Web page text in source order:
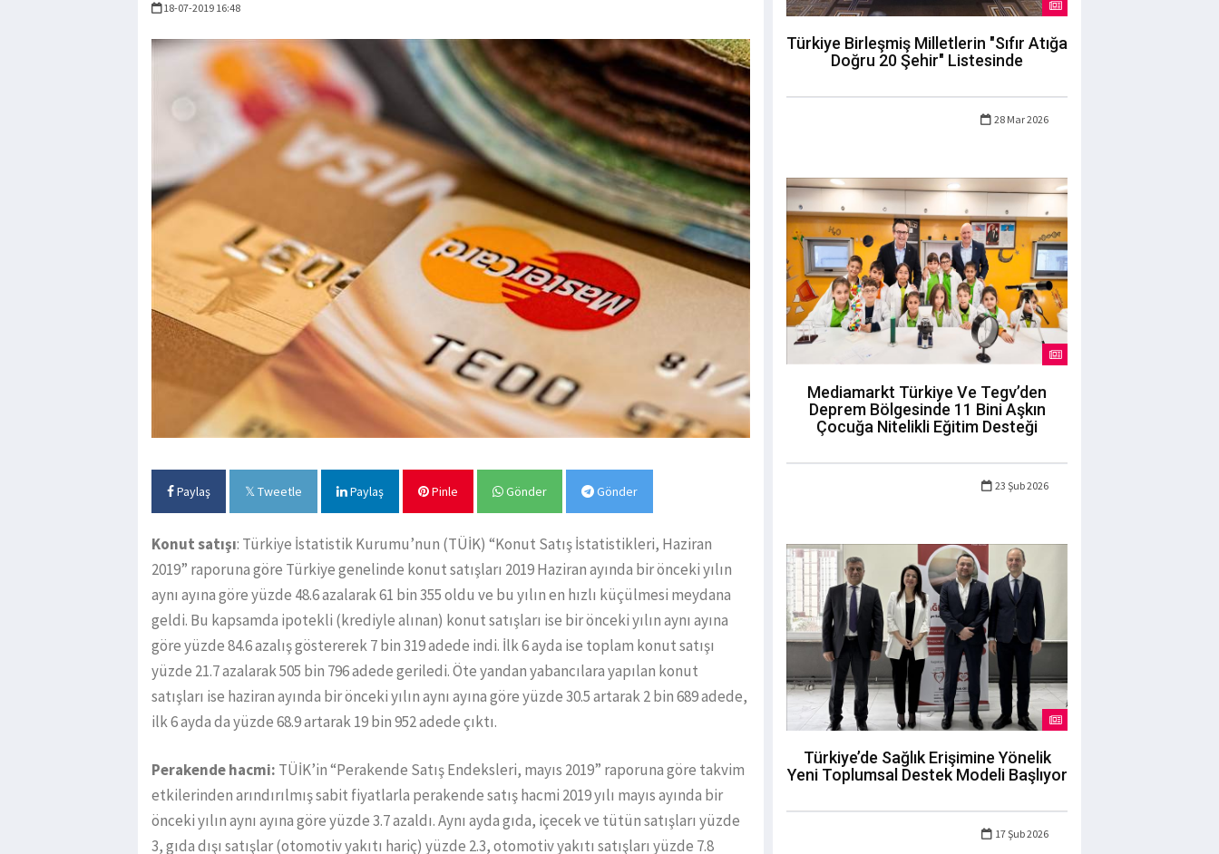
18-07-2019 16:48
Paylaş Tweetle Paylaş Pinle Gönder Gönder
Konut satışı: Türkiye İstatistik Kurumu’nun (TÜİK) “Konut Satış İstatistikleri, Haziran
2019” raporuna göre Türkiye genelinde konut satışları 2019 Haziran ayında bir önceki yılın
aynı ayına göre yüzde 48.6 azalarak 61 bin 355 oldu ve bu yılın en hızlı küçülmesi meydana
geldi. Bu kapsamda ipotekli (krediyle alınan) konut satışları ise bir önceki yılın aynı ayına
göre yüzde 84.6 azalış göstererek 7 bin 319 adede indi. İlk 6 ayda ise toplam konut satışı
yüzde 21.7 azalarak 505 bin 796 adede geriledi. Öte yandan yabancılara yapılan konut
satışları ise haziran ayında bir önceki yılın aynı ayına göre yüzde 30.5 artarak 2 bin 689 adede,
ilk 6 ayda da yüzde 68.9 artarak 19 bin 952 adede çıktı.
Perakende hacmi: TÜİK’in “Perakende Satış Endeksleri, mayıs 2019” raporuna göre takvim
etkilerinden arındırılmış sabit fiyatlarla perakende satış hacmi 2019 yılı mayıs ayında bir
önceki yılın aynı ayına göre yüzde 3.7 azaldı. Aynı ayda gıda, içecek ve tütün satışları yüzde
3, gıda dışı satışlar (otomotiv yakıtı hariç) yüzde 2.3, otomotiv yakıtı satışları yüzde 7.8
Türkiye Birleşmiş Milletlerin "Sıfır Atığa
Doğru 20 Şehir" Listesinde
28 Mar 2026
Mediamarkt Türkiye Ve Tegv’den
Deprem Bölgesinde 11 Bini Aşkın
Çocuğa Nitelikli Eğitim Desteği
23 Şub 2026
Türkiye’de Sağlık Erişimine Yönelik
Yeni Toplumsal Destek Modeli Başlıyor
17 Şub 2026